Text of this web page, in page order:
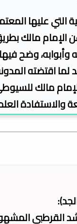
التي عليها
الإمام مالك
وضح فيها
اقتضته
مالك
والاستفادة